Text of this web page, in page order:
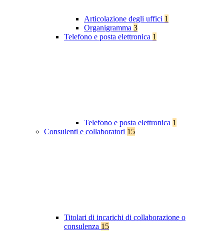
Articolazione degli uffici 1
Organigramma 3
Telefono e posta elettronica 1
Telefono e posta elettronica 1
Consulenti e collaboratori 15
Titolari di incarichi di collaborazione o
consulenza 15